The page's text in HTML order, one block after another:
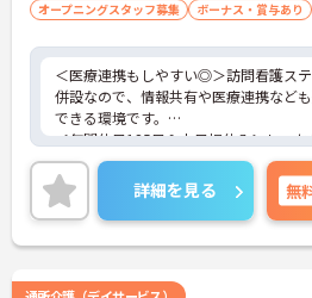
オープニングスタッフ募集
ボーナス・賞与あり
＜医療連携もしやすい◎＞訪問看護ス
併設なので、情報共有や医療連携など
できる環境です。
＜年間休日125日＆土日祝休み＞しっ
を取りながらメリハリをつけて働いて
す。
ご興味のある方には、面接対策ポイン
詳細をお話ししますのでお気軽にご相
詳細を見る 無